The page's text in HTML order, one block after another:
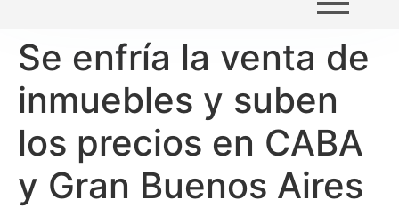
Se enfría la venta de
inmuebles y suben
los precios en CABA
y Gran Buenos Aires